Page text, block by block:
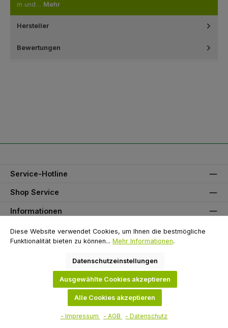
m und… Mehr
Hersteller
Bewertungen
Service-Hotline
Shop Service
Informationen
Unser Partner
Alle Preise exkl. gesetzl. Mehrwertsteuer zzgl.Versandkosten
© 2026 Flügel GmbH - Alle Rechte vorbehalten. Theme by
Diese Website verwendet Cookies, um Ihnen die bestmögliche
Funktionalität bieten zu können... Mehr Informationen.
Datenschutzeinstellungen
Ausgewählte Cookies akzeptieren
Alle Cookies akzeptieren
- Impressum - AGB - Datenschutz